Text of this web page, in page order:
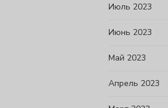
Июль 2023
Июнь 2023
Май 2023
Апрель 2023